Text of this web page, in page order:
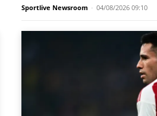
Sportlive Newsroom - 04/08/2026 09:10